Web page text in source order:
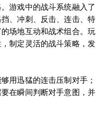
游戏中的战斗系统融入了
、冲刺、反击、连击、特
场地互动和战术组合。玩
制定灵活的战斗策略，发
用迅猛的连击压制对手；
在瞬间判断对手意图，并